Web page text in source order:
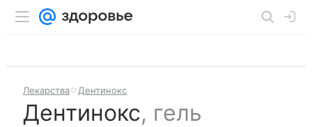
Лекарства Дентинокс
Дентинокс, гель